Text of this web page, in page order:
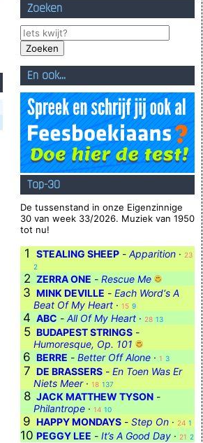
Zoeken
En ook...
Top-30
De tussenstand in onze Eigenzinnige
30 van week 33/2026. Muziek van 1950
tot nu!
1 STEALING SHEEP - Apparition · 23
2
2 ZERRA ONE - Rescue Me
3 MINK DEVILLE - Each Word‘s A
Beat Of My Heart · 15 9
4 ABC - All Of My Heart · 28 13
5 BUDAPEST STRINGS -
Humoresque, Op. 101
6 BERRE - Better Off Alone · 1 3
7 DE BRASSERS - En Toen Was Er
Niets Meer· 18 137
8 JACK MATTHEW TYSON -
Philantrope · 14 10
9 HAPPY MONDAYS - Step On · 24 1
10 PEGGY LEE - It’s A Good Day · 21 2